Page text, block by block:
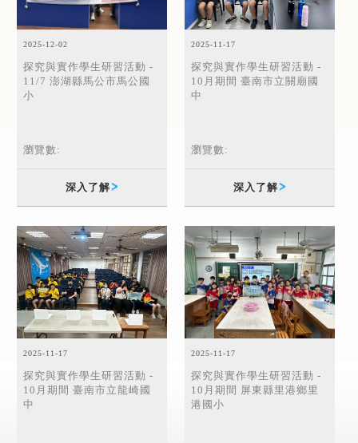
2025-12-02
探究與實作學生研習活動 -
11/7 澎湖縣馬公市馬公國
小
瀏覽數:
深入了解
2025-11-17
探究與實作學生研習活動 -
10月期間 臺南市立關廟國
中
瀏覽數:
深入了解
2025-11-17
探究與實作學生研習活動 -
10月期間 臺南市立龍崎國
中
2025-11-17
探究與實作學生研習活動 -
10月期間 屏東縣里港鄉里
港國小